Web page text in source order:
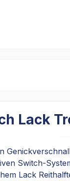
Lack
Switch-
Lack